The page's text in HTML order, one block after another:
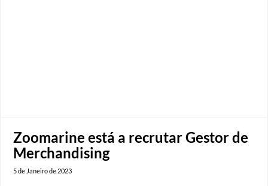
Zoomarine está a recrutar Gestor de
Merchandising
5 de Janeiro de 2023